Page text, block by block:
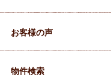
お客様の声
物件検索